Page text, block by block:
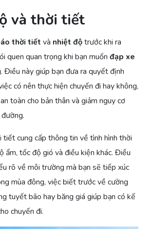
và thời tiết
thời tiết và nhiệt độtrước khi ra
quen quan trọng khi bạn muốn đạp xe
. Điều này giúp bạn đưa ra quyết định
có nên thực hiện chuyến đi hay không,
toàn cho bản thân và giảm nguy cơ
tiết cung cấp thông tin về tình hình thời
ẩm, tốc độ gió và điều kiện khác. Điều
rõ về môi trường mà bạn sẽ tiếp xúc
mùa đông, việc biết trước về cường
tuyết bão hay băng giá giúp bạn có kế
chuyến đi.